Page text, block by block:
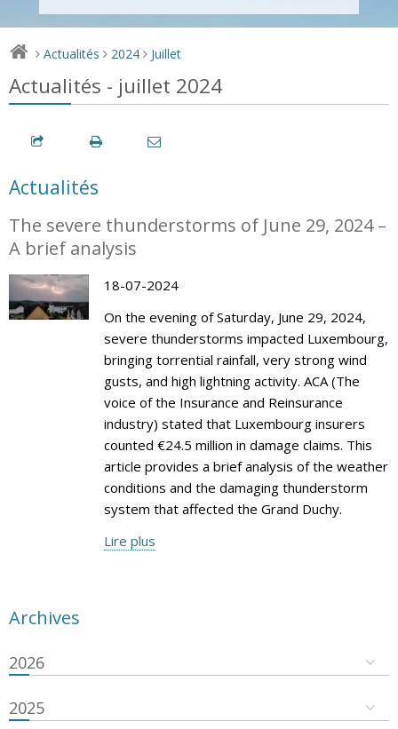
> Actualités > 2024 > Juillet
Actualités - juillet 2024
Actualités
The severe thunderstorms of June 29, 2024 –
A brief analysis
18-07-2024
On the evening of Saturday, June 29, 2024,
severe thunderstorms impacted Luxembourg,
bringing torrential rainfall, very strong wind
gusts, and high lightning activity. ACA (The
voice of the Insurance and Reinsurance
industry) stated that Luxembourg insurers
counted €24.5 million in damage claims. This
article provides a brief analysis of the weather
conditions and the damaging thunderstorm
system that affected the Grand Duchy.
Lire plus
Archives
2026
2025